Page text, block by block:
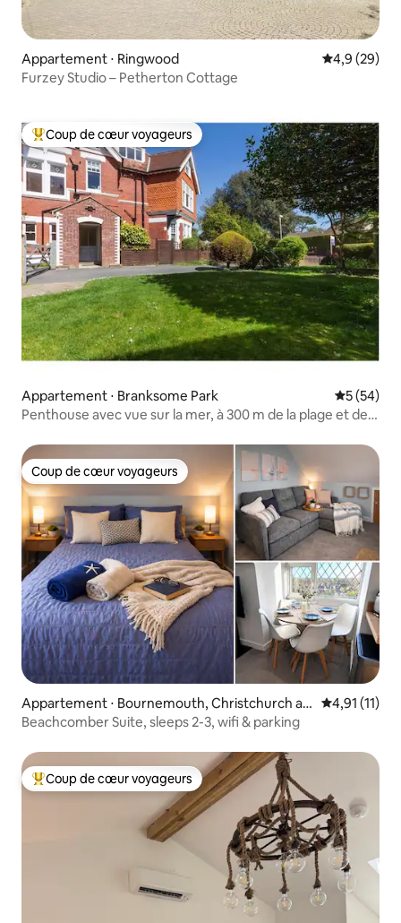
Appartement ⋅ Ringwood Évaluation
4,9 (29)
Furzey Studio – Petherton Cottage
Coups de cœur voyageurs les plus appréciés
Coup de cœur voyageurs
Appartement ⋅ Branksome Park
5 (54)
Penthouse avec vue sur la mer, à 300 m de la plage et de
Coup de cœur voyageurs
Coup de cœur voyageurs
Appartement ⋅ Bournemouth, Christchurch an
d Poole
Évaluation
4,91 (11)
Beachcomber Suite, sleeps 2-3, wifi & parking
Coups de cœur voyageurs les plus appréciés
Coup de cœur voyageurs